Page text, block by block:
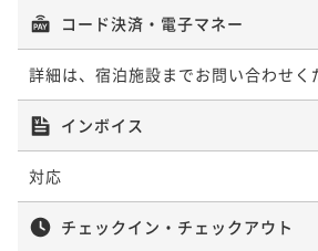
コード決済・電子マネー
詳細は、宿泊施設までお問い合わせく
インボイス
対応
チェックイン・チェックアウト